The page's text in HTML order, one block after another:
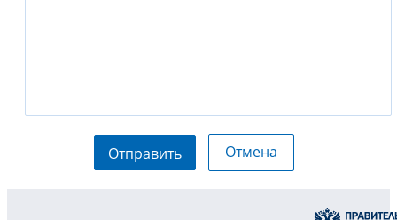
Отправить Отмена